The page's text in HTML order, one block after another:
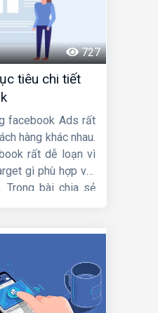
727
tiêu chi tiết
facebook Ads rất
hàng khác nhau.
rất dễ loạn vì
gì phù hợp với
Trong bài chia sẻ